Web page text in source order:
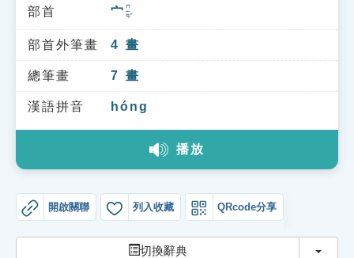
索引選單
知識索引
單字索引
生命大百科索引
部首 宀 ㄇㄧㄢˊ
部首外筆畫 4 畫
總筆畫 7 畫
漢語拼音 hóng
播放
開啟關聯 列入收藏 QRcode分享
切換辭典 切換